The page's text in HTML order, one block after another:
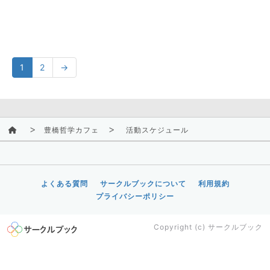
1 2 →
豊橋哲学カフェ 活動スケジュール
よくある質問 サークルブックについて
利用規約
プライバシーポリシー
Copyright (c) サークルブック